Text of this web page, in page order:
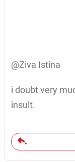
@Ziva Istina
i doubt very
insult.